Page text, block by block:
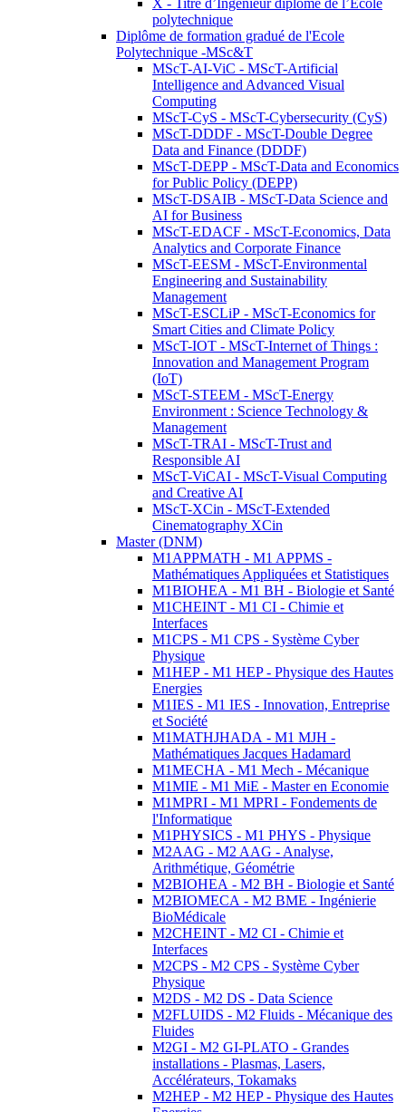
X - Titre d’Ingénieur diplômé de l’École
polytechnique
Diplôme de formation gradué de l'Ecole
Polytechnique -MSc&T
MScT-AI-ViC - MScT-Artificial
Intelligence and Advanced Visual
Computing
MScT-CyS - MScT-Cybersecurity (CyS)
MScT-DDDF - MScT-Double Degree
Data and Finance (DDDF)
MScT-DEPP - MScT-Data and Economics
for Public Policy (DEPP)
MScT-DSAIB - MScT-Data Science and
AI for Business
MScT-EDACF - MScT-Economics, Data
Analytics and Corporate Finance
MScT-EESM - MScT-Environmental
Engineering and Sustainability
Management
MScT-ESCLiP - MScT-Economics for
Smart Cities and Climate Policy
MScT-IOT - MScT-Internet of Things :
Innovation and Management Program
(IoT)
MScT-STEEM - MScT-Energy
Environment : Science Technology &
Management
MScT-TRAI - MScT-Trust and
Responsible AI
MScT-ViCAI - MScT-Visual Computing
and Creative AI
MScT-XCin - MScT-Extended
Cinematography XCin
Master (DNM)
M1APPMATH - M1 APPMS -
Mathématiques Appliquées et Statistiques
M1BIOHEA - M1 BH - Biologie et Santé
M1CHEINT - M1 CI - Chimie et
Interfaces
M1CPS - M1 CPS - Système Cyber
Physique
M1HEP - M1 HEP - Physique des Hautes
Energies
M1IES - M1 IES - Innovation, Entreprise
et Société
M1MATHJHADA - M1 MJH -
Mathématiques Jacques Hadamard
M1MECHA - M1 Mech - Mécanique
M1MIE - M1 MiE - Master en Economie
M1MPRI - M1 MPRI - Fondements de
l'Informatique
M1PHYSICS - M1 PHYS - Physique
M2AAG - M2 AAG - Analyse,
Arithmétique, Géométrie
M2BIOHEA - M2 BH - Biologie et Santé
M2BIOMECA - M2 BME - Ingénierie
BioMédicale
M2CHEINT - M2 CI - Chimie et
Interfaces
M2CPS - M2 CPS - Système Cyber
Physique
M2DS - M2 DS - Data Science
M2FLUIDS - M2 Fluids - Mécanique des
Fluides
M2GI - M2 GI-PLATO - Grandes
installations - Plasmas, Lasers,
Accélérateurs, Tokamaks
M2HEP - M2 HEP - Physique des Hautes